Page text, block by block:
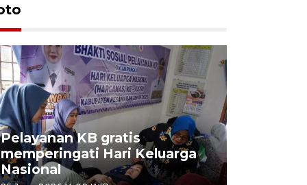
Pelayanan KB gratis
memperingati Hari Keluarga
Nasional